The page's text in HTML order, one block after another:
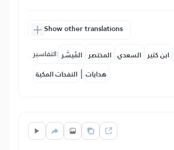
Show other translations
التفاسير: المُيسَّر المختصر السعدي ابن كثير
النفحات المكية | هدايات